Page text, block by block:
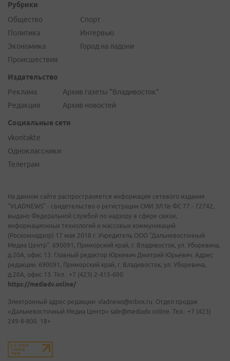
Рубрики
Общество
Политика
Экономика
Происшествия
Спорт
Интервью
Город на ладони
Издательство
Реклама
Редакция
Архив газеты "Владивосток"
Архив новостей
Социальные сети
vkontakte
Одноклассники
Телеграм
На данном сайте распространяется информация сетевого издания
"VLADNEWS" - свидетельство о регистрации СМИ ЭЛ № ФС 77 - 72742,
выдано Федеральной службой по надзору в сфере связи,
информационных технологий и массовых коммуникаций
(Роскомнадзор) 17 мая 2018 г. Учредитель ООО "Дальневосточный
Медиа Центр". 690091, Приморский край, г. Владивосток, ул. Уборевича,
д.20А, офис 13. Главный редактор Юркевич Дмитрий Юрьевич. Адрес
редакции: 690091, Приморский край, г. Владивосток, ул. Уборевича,
д.20А, офис 13. Тел.: +7 (423) 2-415-600.
https://mediadv.online/
Электронный адрес редакции: vladnews@inbox.ru. Отдел продаж
«Дальневосточный Медиа Центр» sale@mediadv.online. Тел.: +7 (423)
249-8-800. 18+